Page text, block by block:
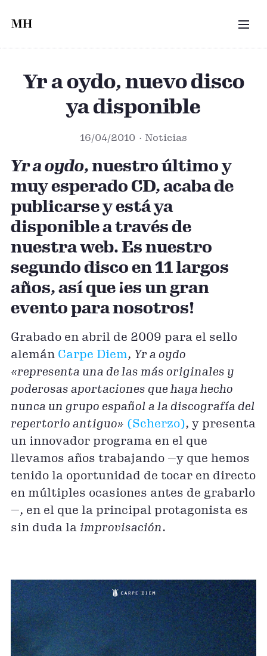
Saltar al contenido principal
Yr a oydo, nuevo disco
ya disponible
16/04/2010 Noticias
Portada del CD *Yr a oydo* (2010) — Portada del
Yr a oydo, nuestro último y
muy esperado CD, acaba de
publicarse y está ya
disponible a través de
nuestra web. Es nuestro
segundo disco en 11 largos
años, así que ¡es un gran
evento para nosotros!
Grabado en abril de 2009 para el sello
alemán Carpe Diem, Yr a oydo
«representa una de las más originales y
poderosas aportaciones que haya hecho
nunca un grupo español a la discografía del
repertorio antiguo» (Scherzo), y presenta
un innovador programa en el que
llevamos años trabajando —y que hemos
tenido la oportunidad de tocar en directo
en múltiples ocasiones antes de grabarlo
—, en el que la principal protagonista es
sin duda la improvisación.